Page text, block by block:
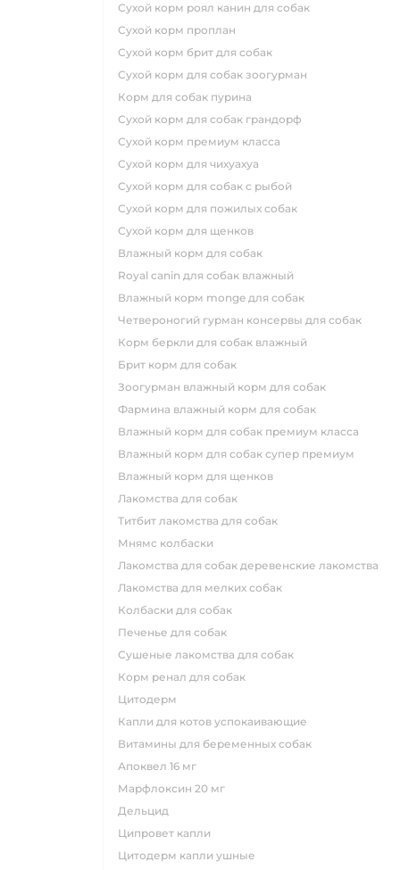
сухой корм роял канин для собак
сухой корм проплан
сухой корм брит для собак
сухой корм для собак зоогурман
корм для собак пурина
сухой корм для собак грандорф
сухой корм премиум класса
сухой корм для чихуахуа
сухой корм для собак с рыбой
сухой корм для пожилых собак
сухой корм для щенков
влажный корм для собак
royal canin для собак влажный
влажный корм monge для собак
четвероногий гурман консервы для собак
корм беркли для собак влажный
брит корм для собак
зоогурман влажный корм для собак
фармина влажный корм для собак
влажный корм для собак премиум класса
влажный корм для собак супер премиум
влажный корм для щенков
лакомства для собак
титбит лакомства для собак
мнямс колбаски
лакомства для собак деревенские лакомства
лакомства для мелких собак
колбаски для собак
печенье для собак
сушеные лакомства для собак
корм ренал для собак
цитодерм
капли для котов успокаивающие
витамины для беременных собак
апоквел 16 мг
марфлоксин 20 мг
дельцид
ципровет капли
цитодерм капли ушные